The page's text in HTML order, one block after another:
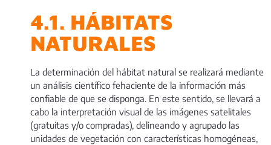
4.1. HÁBITATS
NATURALES
La determinación del hábitat natural se realizará mediante
un análisis científico fehaciente de la información más
confiable de que se disponga. En este sentido, se llevará a
cabo la interpretación visual de las imágenes satelitales
(gratuitas y/o compradas), delineando y agrupado las
unidades de vegetación con características homogéneas,